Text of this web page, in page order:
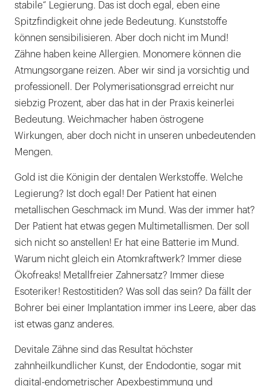
stabile“ Legierung. Das ist doch egal, eben eine
Spitzfindigkeit ohne jede Bedeutung. Kunststoffe
können sensibilisieren. Aber doch nicht im Mund!
Zähne haben keine Allergien. Monomere können die
Atmungsorgane reizen. Aber wir sind ja vorsichtig und
professionell. Der Polymerisationsgrad erreicht nur
siebzig Prozent, aber das hat in der Praxis keinerlei
Bedeutung. Weichmacher haben östrogene
Wirkungen, aber doch nicht in unseren unbedeutenden
Mengen.
Gold ist die Königin der dentalen Werkstoffe. Welche
Legierung? Ist doch egal! Der Patient hat einen
metallischen Geschmack im Mund. Was der immer hat?
Der Patient hat etwas gegen Multimetallismen. Der soll
sich nicht so anstellen! Er hat eine Batterie im Mund.
Warum nicht gleich ein Atomkraftwerk? Immer diese
Ökofreaks! Metallfreier Zahnersatz? Immer diese
Esoteriker! Restostitiden? Was soll das sein? Da fällt der
Bohrer bei einer Implantation immer ins Leere, aber das
ist etwas ganz anderes.
Devitale Zähne sind das Resultat höchster
zahnheilkundlicher Kunst, der Endodontie, sogar mit
digital-endometrischer Apexbestimmung und